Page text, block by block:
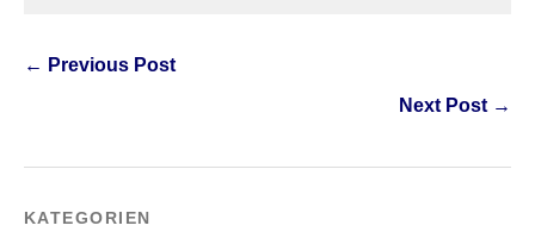
← Previous Post
Next Post →
KATEGORIEN